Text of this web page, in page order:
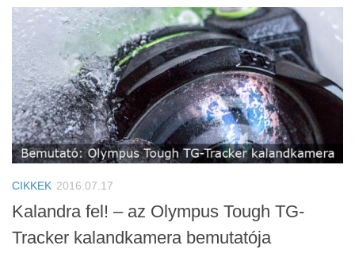
CIKKEK 2016.07.17
Kalandra fel! – az Olympus Tough TG-
Tracker kalandkamera bemutatója